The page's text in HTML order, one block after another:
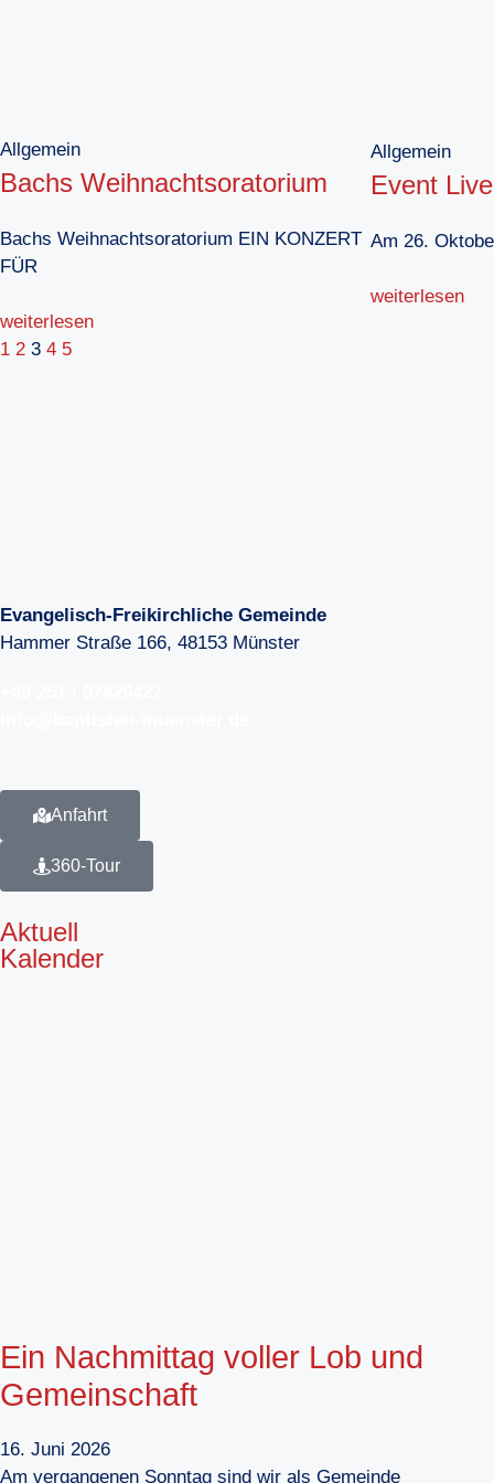
Allgemein
Bachs Weihnachtsoratorium
Bachs Weihnachtsoratorium EIN KONZERT
FÜR
weiterlesen
Allgemein
Event
Am 26.
weiterlesen
1 2 3 4 5
Evangelisch-Freikirchliche Gemeinde
Hammer Straße 166, 48153 Münster
Anfahrt
360-Tour
Aktuell
Kalender
Ein Nachmittag voller Lob und
Gemeinschaft
16. Juni 2026
Am vergangenen Sonntag sind wir als Gemeinde